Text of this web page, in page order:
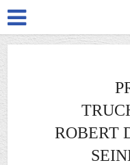
ROBERT